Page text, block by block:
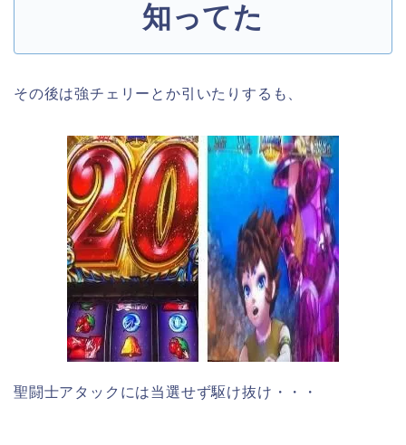
知ってた
その後は強チェリーとか引いたりするも、
聖闘士アタックには当選せず駆け抜け・・・